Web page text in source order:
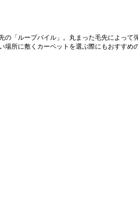
の「ループパイル」。丸まった毛先によって
場所に敷くカーペットを選ぶ際にもおすすめ